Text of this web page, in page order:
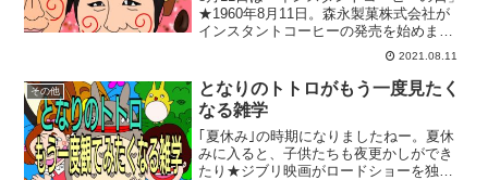
★1960年8月11日。森永製菓株式会社が
インスタントコーヒーの発売を始めまし
た。厳密には8月10日だったようですが、
このことにちなんで、8月11日が記念日と
されています。インスタントコーヒーは
イギリ...
2021.08.11
その他
となりのトトロがもう一度見たく
なる雑学
｢夏休み｣の時期になりましたねー。夏休
みに入ると、子供たちも夜更かしができ
たり★ジブリ映画がロードショーを独占